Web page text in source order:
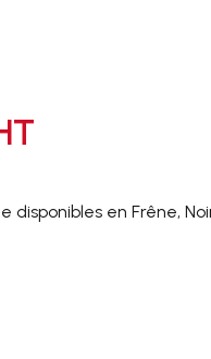
disponibles en Frêne,